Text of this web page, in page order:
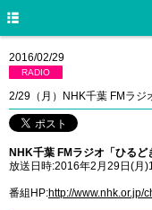
2016/02/29
RADIO
2/29（月）NHK千葉 FMラ
NHK千葉 FMラジオ「ひるど
放送日時:2016年2月29日(月
番組HP:http://www.nhk.or.jp/
NEWS
PROFILE
LIVE/EVENT
MEDIA